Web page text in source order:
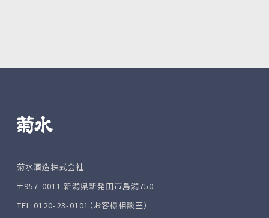
菊水酒造株式会社
〒957-0011 新潟県新発田市島潟750
TEL:0120-23-0101（お客様相談室）